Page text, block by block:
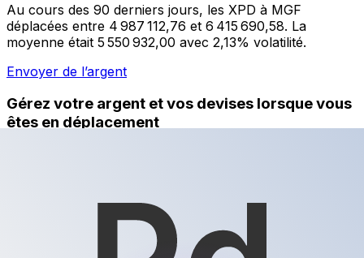
Au cours des 90 derniers jours, les XPD à MGF
déplacées entre 4 987 112,76 et 6 415 690,58. La
moyenne était 5 550 932,00 avec 2,13% volatilité.
Envoyer de l’argent
Gérez votre argent et vos devises lorsque vous
êtes en déplacement
programmez des alertes de taux et transférez de
l'argent à l'étranger sans frais cachés. Téléchargez
l'application dès aujourd'hui !